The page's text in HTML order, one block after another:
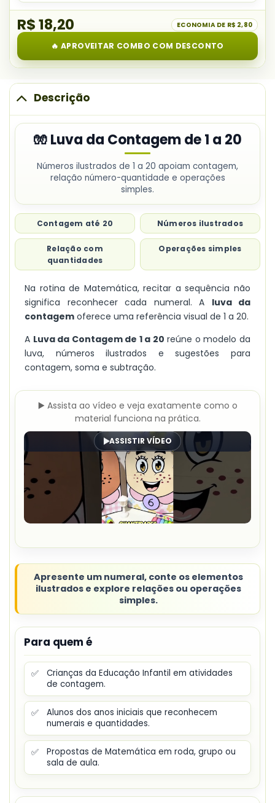
1
a
20
dos
Numerais
0
a
10
item
do
Construindo
Números
até
Milhar
R$ 18,20 ECONOMIA DE R$ 2,80
🔥 APROVEITAR COMBO COM DESCONTO
Descrição
🧤 Luva da Contagem de 1 a 20
Números ilustrados de 1 a 20 apoiam contagem,
relação número-quantidade e operações
simples.
Contagem até 20 Números ilustrados
Relação com
quantidades
Operações simples
Na rotina de Matemática, recitar a sequência não
significa reconhecer cada numeral. A luva da
contagem oferece uma referência visual de 1 a 20.
A Luva da Contagem de 1 a 20 reúne o modelo da
luva, números ilustrados e sugestões para
contagem, soma e subtração.
▶️ Assista ao vídeo e veja exatamente como o
material funciona na prática.
ASSISTIR VÍDEO
Apresente um numeral, conte os elementos
ilustrados e explore relações ou operações
simples.
Para quem é
✅
Crianças da Educação Infantil em atividades
de contagem.
✅
Alunos dos anos iniciais que reconhecem
numerais e quantidades.
✅
Propostas de Matemática em roda, grupo ou
sala de aula.